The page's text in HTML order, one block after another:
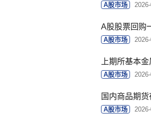
A股市场
A股股票回购
A股市场
上期所基本
A股市场
国内商品期
A股市场